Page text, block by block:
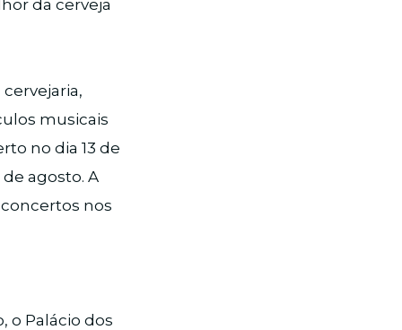
da cerveja
musicais
no dia 13 de
agosto. A
nos
o Palácio dos